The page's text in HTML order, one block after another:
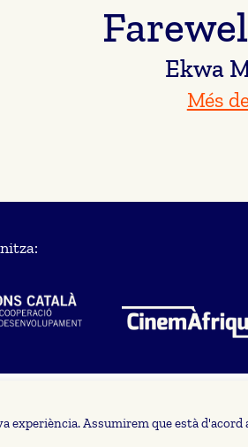
Ekwa
Més
experiència. Assumirem que està